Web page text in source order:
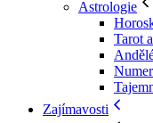
Astrologie
Tarot
Zajímavosti